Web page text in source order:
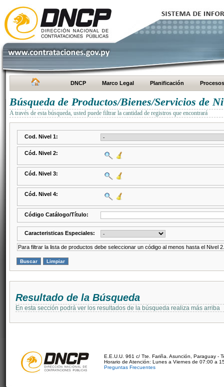
DNCP Marco Legal Planificación Procesos
Búsqueda de Productos/Bienes/Servicios de
A través de esta búsqueda, usted puede filtrar la cantidad de registros que encontrará
Cod. Nivel 1:
Cód. Nivel 2:
Cód. Nivel 3:
Cód. Nivel 4:
Código Catálogo/Título:
Caracteristicas Especiales:
Para filtrar la lista de productos debe seleccionar un código al menos hasta el Nivel 2.
Resultado de la Búsqueda
En esta sección podrá ver los resultados de la búsqueda realiza más arriba
E.E.U.U. 961 c/ Tte. Fariña. Asunción, Paraguay -
Horario de Atención: Lunes a Viernes de 07:00 a
Preguntas Frecuentes